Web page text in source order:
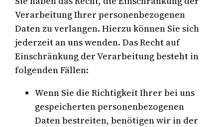
Verarbeitung Ihrer personenbezogenen
Daten zu verlangen. Hierzu können Sie sich
jederzeit an uns wenden. Das Recht auf
Einschränkung der Verarbeitung besteht in
folgenden Fällen:
Wenn Sie die Richtigkeit Ihrer bei uns
gespeicherten personenbezogenen
Daten bestreiten, benötigen wir in der